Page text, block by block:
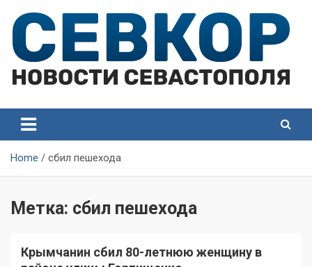
content
Севастополя
Севастополя
Home сбил пешехода
Метка: сбил пешехода
Крымчанин сбил 80-летнюю женщину в